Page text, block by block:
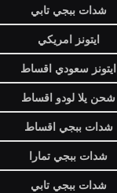
شدات ببجي تابي
ايتونز امريكي
ايتونز سعودي اقساط
شحن يلا لودو اقساط
شدات ببجي اقساط
شدات ببجي تمارا
شدات ببجي تابي